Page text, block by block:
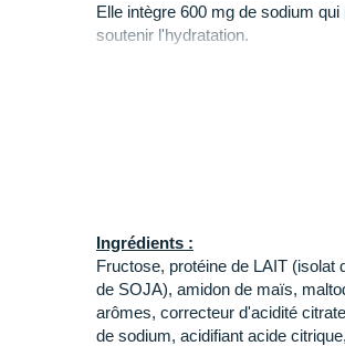
Elle intègre 600 mg de sodium
soutenir l'hydratation.
Ingrédients :
Fructose, protéine de LAIT (isolat
de SOJA), amidon de maïs,
arômes, correcteur d'acidité
de sodium, acidifiant acide